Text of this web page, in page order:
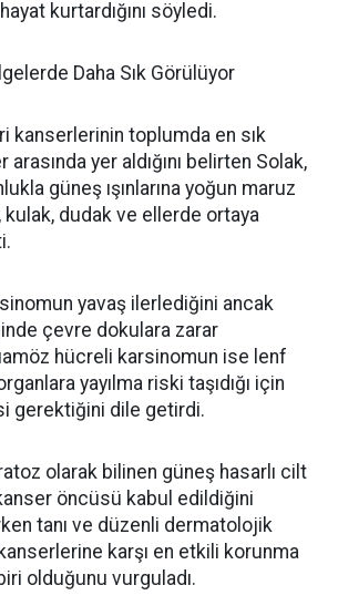
kurtardığını söyledi.
Daha Sık Görülüyor
kanserlerinin toplumda en sık
yer aldığını belirten Solak,
güneş ışınlarına yoğun maruz
kulak, dudak ve ellerde ortaya
yavaş ilerlediğini ancak
çevre dokulara zarar
hücreli karsinomun ise lenf
yayılma riski taşıdığı için
gerektiğini dile getirdi.
olarak bilinen güneş hasarlı cilt
kanser öncüsü kabul edildiğini
tanı ve düzenli dermatolojik
karşı en etkili korunma
olduğunu vurguladı.